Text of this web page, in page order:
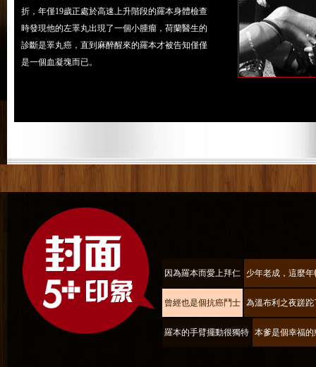
折，年僅19歲正處於高速上升階段的羅本身體檢查
時發現他的左睪丸出現了一個小腫瘤，荷蘭醫生的
診斷是睪丸癌，直到麻醉醒來的羅本才被告知僅僅
是一個血凝塊而已。
因為羅本而愛上拜仁 少年老成，這麼
曾經也是個抗癌鬥士 為溫布利之夜蹉跎
羅本的手臂擺動很獨特 本爹是個幸福的